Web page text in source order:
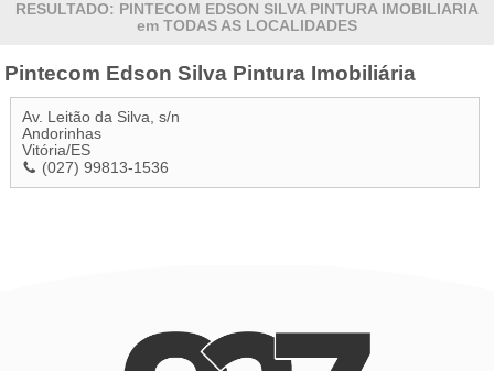
RESULTADO: PINTECOM EDSON SILVA PINTURA IMOBILIARIA
em TODAS AS LOCALIDADES
Pintecom Edson Silva Pintura Imobiliária
Av. Leitão da Silva, s/n
Andorinhas
Vitória/ES
(027) 99813-1536